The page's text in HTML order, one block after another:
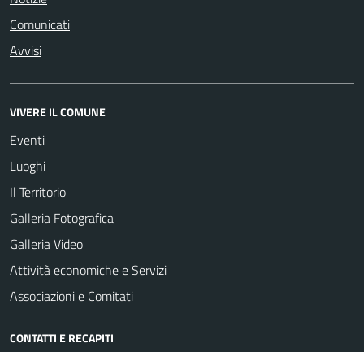
Comunicati
Avvisi
VIVERE IL COMUNE
Eventi
Luoghi
Il Territorio
Galleria Fotografica
Galleria Video
Attività economiche e Servizi
Associazioni e Comitati
CONTATTI E RECAPITI